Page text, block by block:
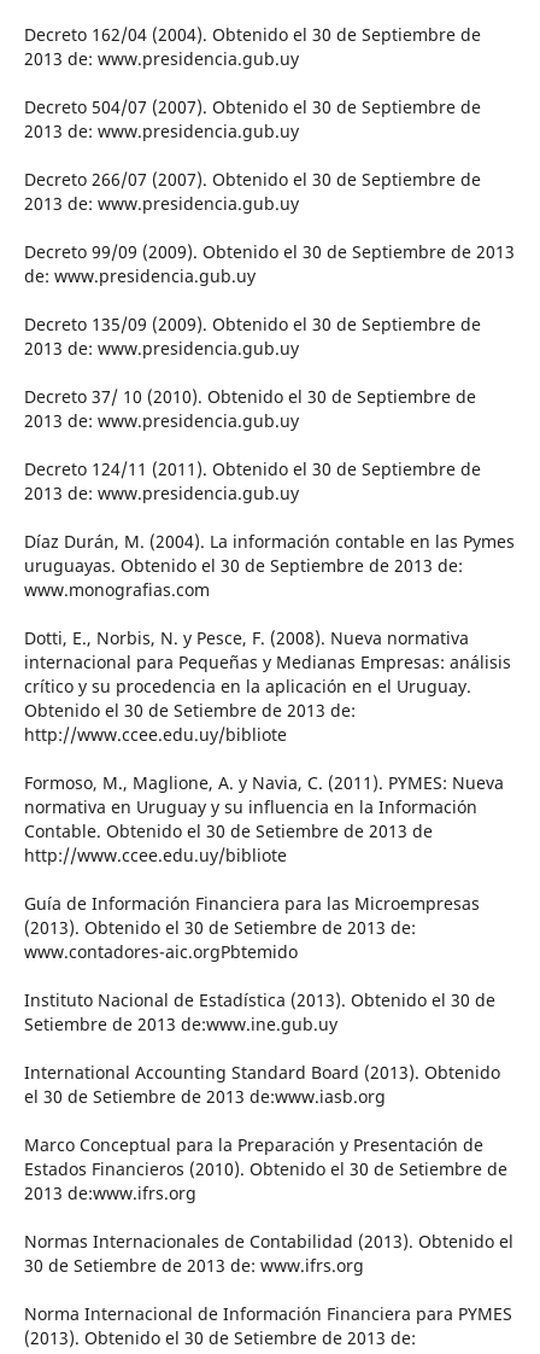
Decreto 162/04 (2004). Obtenido el 30 de Septiembre de
2013 de: www.presidencia.gub.uy
Decreto 504/07 (2007). Obtenido el 30 de Septiembre de
2013 de: www.presidencia.gub.uy
Decreto 266/07 (2007). Obtenido el 30 de Septiembre de
2013 de: www.presidencia.gub.uy
Decreto 99/09 (2009). Obtenido el 30 de Septiembre de 2013
de: www.presidencia.gub.uy
Decreto 135/09 (2009). Obtenido el 30 de Septiembre de
2013 de: www.presidencia.gub.uy
Decreto 37/ 10 (2010). Obtenido el 30 de Septiembre de
2013 de: www.presidencia.gub.uy
Decreto 124/11 (2011). Obtenido el 30 de Septiembre de
2013 de: www.presidencia.gub.uy
Díaz Durán, M. (2004). La información contable en las Pymes
uruguayas. Obtenido el 30 de Septiembre de 2013 de:
www.monografias.com
Dotti, E., Norbis, N. y Pesce, F. (2008). Nueva normativa
internacional para Pequeñas y Medianas Empresas: análisis
crítico y su procedencia en la aplicación en el Uruguay.
Obtenido el 30 de Setiembre de 2013 de:
http://www.ccee.edu.uy/bibliote
Formoso, M., Maglione, A. y Navia, C. (2011). PYMES: Nueva
normativa en Uruguay y su influencia en la Información
Contable. Obtenido el 30 de Setiembre de 2013 de
http://www.ccee.edu.uy/bibliote
Guía de Información Financiera para las Microempresas
(2013). Obtenido el 30 de Setiembre de 2013 de:
www.contadores-aic.orgPbtemido
Instituto Nacional de Estadística (2013). Obtenido el 30 de
Setiembre de 2013 de:www.ine.gub.uy
International Accounting Standard Board (2013). Obtenido
el 30 de Setiembre de 2013 de:www.iasb.org
Marco Conceptual para la Preparación y Presentación de
Estados Financieros (2010). Obtenido el 30 de Setiembre de
2013 de:www.ifrs.org
Normas Internacionales de Contabilidad (2013). Obtenido el
30 de Setiembre de 2013 de: www.ifrs.org
Norma Internacional de Información Financiera para PYMES
(2013). Obtenido el 30 de Setiembre de 2013 de: